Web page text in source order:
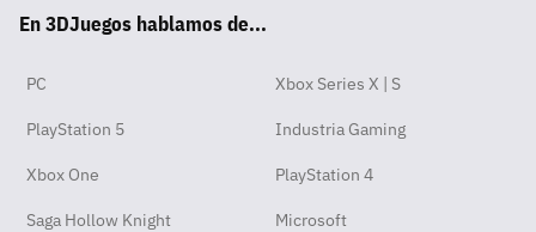
pp
ok
En 3DJuegos hablamos de...
PC Xbox Series X | S
PlayStation 5 Industria Gaming
Xbox One PlayStation 4
Saga Hollow Knight Microsoft